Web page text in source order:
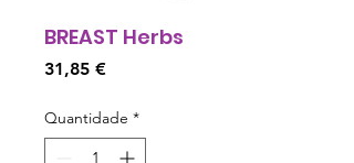
BREAST Herbs
31,85 €Preço
Quantidade *